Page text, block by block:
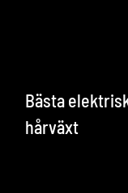
Bästa
hårväxt